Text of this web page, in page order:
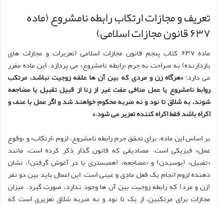
تعریف و مجازات ارتکاب رابطه نامشروع (ماده
۶۳۷ قانون مجازات اسلامی)
ماده ۶۳۷ کتاب پنجم قانون مجازات اسلامی (تعزیرات و مجازات های
بازدارنده) به صراحت به جرم «رابطه نامشروع» می پردازد. این ماده مقرر
می دارد:«هرگاه زن و مردی که بین آن ها علقه زوجیت نباشد، مرتکب
روابط نامشروع یا عمل منافی عفت غیر از زنا از قبیل تقبیل یا مضاجعه
شوند، به شلاق تا نود و نه ضربه محکوم خواهند شد و اگر عمل با عنف و
اکراه باشد فقط اکراه کننده تعزیر می شود.»
بر اساس این ماده، برای تحقق جرم رابطه نامشروع، لزوم «ارتکاب» و «وقوع
عمل» فیزیکی است. مصادیقی که قانون گذار ذکر کرده است، مانند
«تقبیل» (بوسیدن) و «مضاجعه» (همبستری یا در آغوش گرفتن)، نشان
دهنده لزوم انجام یک فعل مادی و عینی است. این اعمال باید بین دو نفر
(زن و مرد) که رابطه زوجیت بین آن ها وجود ندارد، صورت گیرد. میزان
مجازات برای مرتکبین، از یک تا نود و نه ضربه شلاق تعزیری است که